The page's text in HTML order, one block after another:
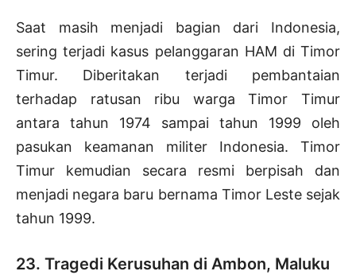
Saat masih menjadi bagian dari Indonesia,
sering terjadi kasus pelanggaran HAM di Timor
Timur. Diberitakan terjadi pembantaian
terhadap ratusan ribu warga Timor Timur
antara tahun 1974 sampai tahun 1999 oleh
pasukan keamanan militer Indonesia. Timor
Timur kemudian secara resmi berpisah dan
menjadi negara baru bernama Timor Leste sejak
tahun 1999.
23. Tragedi Kerusuhan di Ambon, Maluku